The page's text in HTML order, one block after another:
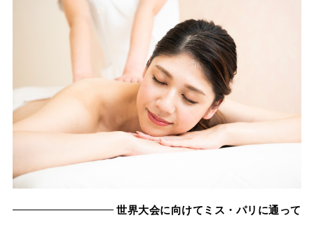
世界大会に向けてミス・パリに通って